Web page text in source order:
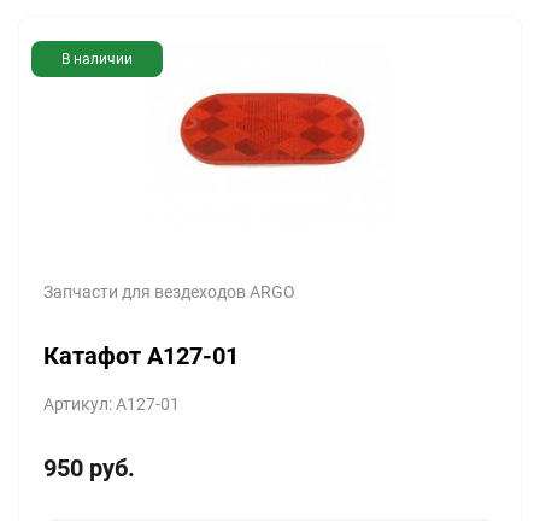
В наличии
Запчасти для вездеходов ARGO
Катафот A127-01
Артикул: A127-01
950 руб.